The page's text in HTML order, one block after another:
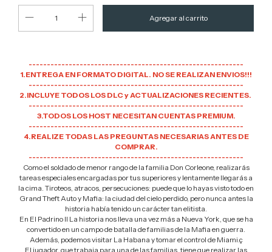
-----------------------------------------------------------
1.ENTREGA EN FORMATO DIGITAL. NO SE REALIZAN ENVIOS!!!
-----------------------------------------------------------
2.INCLUYE TODOS LOS DLC y ACTUALIZACIONES RECIENTES.
-----------------------------------------------------------
3.TODOS LOS HOST NECESITAN CUENTAS PREMIUM.
-----------------------------------------------------------
4.REALIZE TODAS LAS PREGUNTAS NECESARIAS ANTES DE
COMPRAR.
-----------------------------------------------------------
Como el soldado de menor rango de la familia Don Corleone, realizarás
tareas especiales encargadas por tus superiores y lentamente llegarás a
la cima. Tiroteos, atracos, persecuciones: puede que lo hayas visto todo en
Grand Theft Auto y Mafia: la ciudad del cielo perdido, pero nunca antes la
historia había tenido un carácter tan elitista.
En El Padrino II La historia nos lleva una vez más a Nueva York, que se ha
convertido en un campo de batalla de familias de la Mafia en guerra.
Además, podemos visitar La Habana y tomar el control de Miami.ç
El jugador, que trabaja para una de las familias, tiene que realizar las